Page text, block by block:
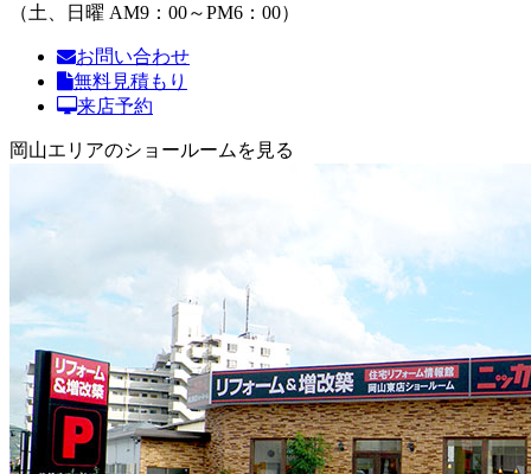
（土、日曜 AM9：00～PM6：00）
お問い合わせ
無料見積もり
来店予約
岡山エリアのショールームを見る